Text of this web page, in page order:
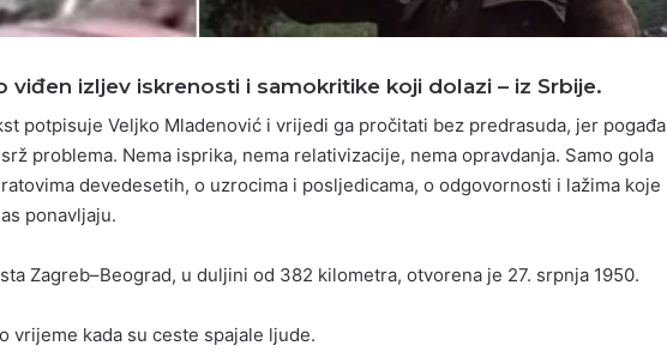
viđen izljev iskrenosti i samokritike koji dolazi – iz Srbije.
potpisuje Veljko Mladenović i vrijedi ga pročitati bez predrasuda, jer pogađa
problema. Nema isprika, nema relativizacije, nema opravdanja. Samo gola
devedesetih, o uzrocima i posljedicama, o odgovornosti i lažima koje
ponavljaju.
Zagreb–Beograd, u duljini od 382 kilometra, otvorena je 27. srpnja 1950.
vrijeme kada su ceste spajale ljude.